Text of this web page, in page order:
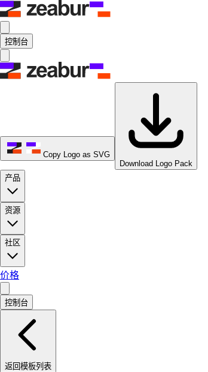
控制台
Copy Logo as SVG
Download Logo Pack
产品
资源
社区
价格
控制台
返回模板列表